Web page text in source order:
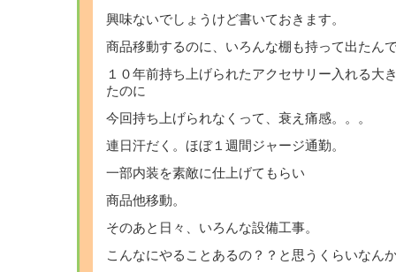
興味ないでしょうけど書いておきます。
商品移動するのに、いろんな棚も持って出たん
１０年前持ち上げられたアクセサリー入れる大
たのに
今回持ち上げられなくって、衰え痛感。。。
連日汗だく。ほぼ１週間ジャージ通勤。
一部内装を素敵に仕上げてもらい
商品他移動。
そのあと日々、いろんな設備工事。
こんなにやることあるの？？と思うくらいなん